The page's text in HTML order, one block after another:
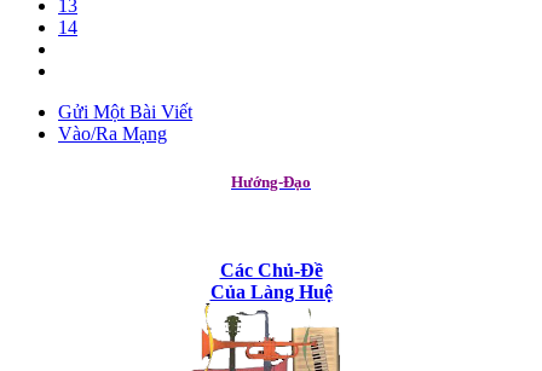
13
14
Gửi Một Bài Viết
Vào/Ra Mạng
Hướng-Đạo
Các Chủ-Đề
Của Làng Huệ